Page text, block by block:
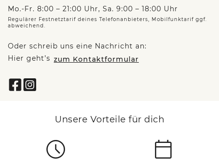
Mo.-Fr. 8:00 – 21:00 Uhr, Sa. 9:00 – 18:00 Uhr
Regulärer Festnetztarif deines Telefonanbieters, Mobilfunktarif ggf.
abweichend.
Oder schreib uns eine Nachricht an:
Hier geht’s zum Kontaktformular
Unsere Vorteile für dich